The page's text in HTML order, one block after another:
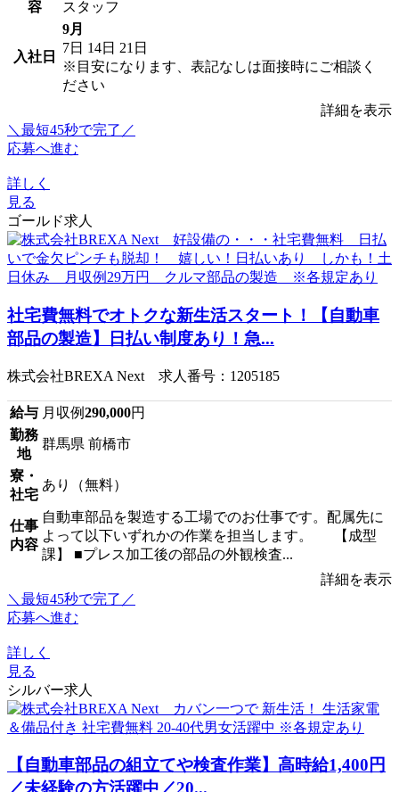
容
スタッフ
入社日
9月
7日 14日 21日
※目安になります、表記なしは面接時にご相談く
ださい
詳細を表示
＼最短45秒で完了／
応募へ進む
詳しく
見る
ゴールド求人
社宅費無料でオトクな新生活スタート！【自動車
部品の製造】日払い制度あり！急...
株式会社BREXA Next 求人番号：1205185
給与 月収例290,000円
勤務
地
群馬県 前橋市
寮・
社宅
あり（無料）
仕事
内容
自動車部品を製造する工場でのお仕事です。配属先に
よって以下いずれかの作業を担当します。 【成型
課】 ■プレス加工後の部品の外観検査...
詳細を表示
＼最短45秒で完了／
応募へ進む
詳しく
見る
シルバー求人
【自動車部品の組立てや検査作業】高時給1,400円